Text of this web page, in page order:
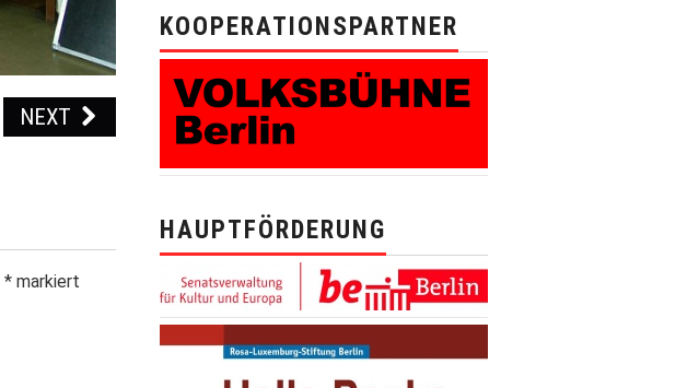
NEXT
* markiert
KOOPERATIONSPARTNER
HAUPTFÖRDERUNG